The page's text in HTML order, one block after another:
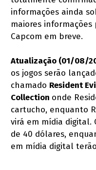
informações ainda
maiores
Capcom em breve.
Atualização (01/08/
os jogos serão
chamado Resident
Collection onde
cartucho, enquanto
virá em mídia digital.
de 40 dólares,
em mídia digital